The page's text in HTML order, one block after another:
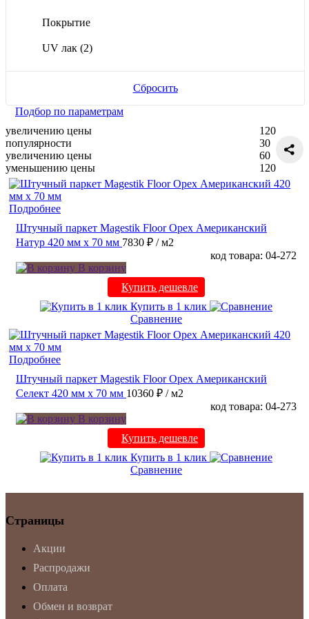
Покрытие
UV лак (2)
Сбросить
Подбор по параметрам
увеличению цены
популярности
увеличению цены
уменьшению цены
120
30
60
120
Подробнее
Штучный паркет Magestik Floor Орех Американский
Натур 420 мм х 70 мм 7830 ₽ / м2
код товара: 04-272
В корзину
Купить дешевле
Купить в 1 клик
Сравнение
Подробнее
Штучный паркет Magestik Floor Орех Американский
Селект 420 мм х 70 мм 10360 ₽ / м2
код товара: 04-273
В корзину
Купить дешевле
Купить в 1 клик
Сравнение
Страницы
Акции
Распродажи
Оплата
Обмен и возврат